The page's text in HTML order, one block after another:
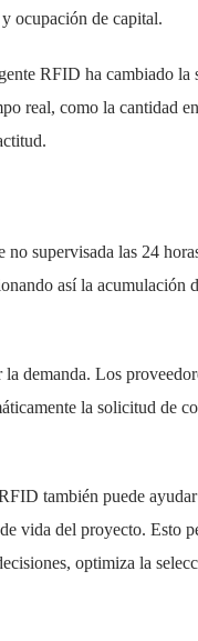
ocupación de capital.
RFID ha cambiado
real, como la cantidad
supervisada las 24
así la acumulación
demanda. Los
la solicitud de
también puede
vida del proyecto. Esto
optimiza la